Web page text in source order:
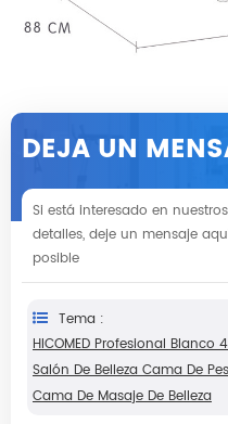
DEJA UN
Si está interesado en
detalles, deje un mensaje
posible
Tema :
HICOMED Profesional Blanco
Salón De Belleza Cama De
Cama De Masaje De Belleza